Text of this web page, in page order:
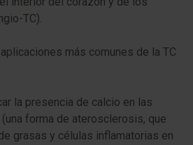
TC).
más comunes de la TC
la presencia de calcio en las
forma de aterosclerosis, que
grasas y células inflamatorias en